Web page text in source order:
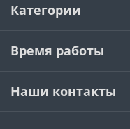
Категории
Время работы
Наши контакты